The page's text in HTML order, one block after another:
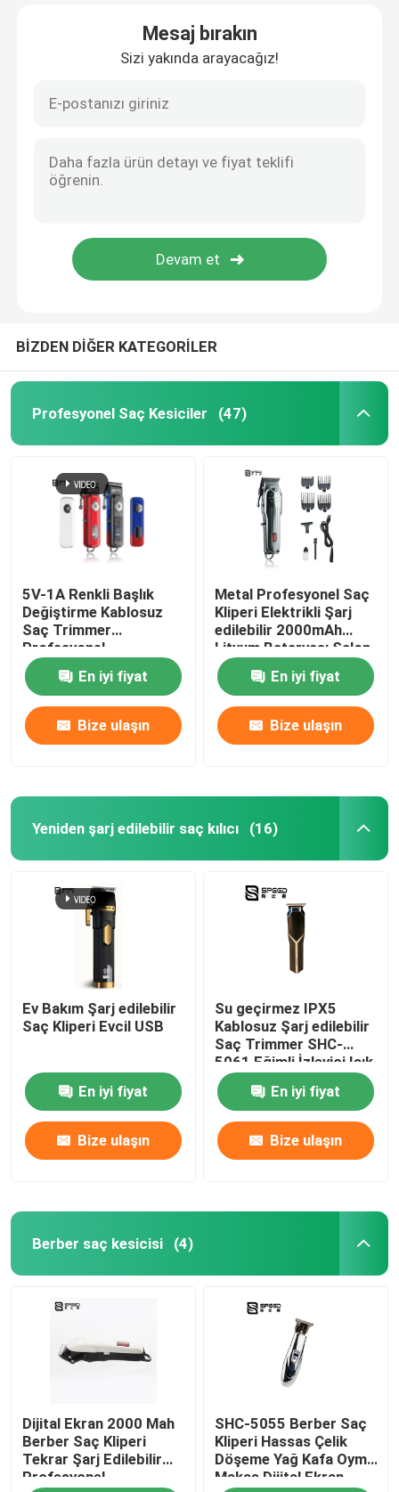
VR Gösterisi
Hakkımızda
Fabrika turu
Kalite kontrol
Mesaj bırakın
Sizi yakında arayacağız!
BİZDEN DİĞER KATEGORİLER
Profesyonel Saç Kesiciler (47)
5V-1A Renkli Başlık
Değiştirme Kablosuz
Saç Trimmer
Profesyonel
En iyi fiyat
Bize ulaşın
Metal Profesyonel Saç
Kliperi Elektrikli Şarj
edilebilir 2000mAh
Lityum Bataryası Salon
için LED Ekran
En iyi fiyat
Bize ulaşın
Yeniden şarj edilebilir saç kılıcı (16)
Ev Bakım Şarj edilebilir
Saç Kliperi Evcil USB
En iyi fiyat
Bize ulaşın
Su geçirmez IPX5
Kablosuz Şarj edilebilir
Saç Trimmer SHC-
5061 Eğimli İzleyici Işık
En iyi fiyat
Bize ulaşın
Berber saç kesicisi (4)
Dijital Ekran 2000 Mah
Berber Saç Kliperi
Tekrar Şarj Edilebilir
Profesyonel
SHC-5055 Berber Saç
Kliperi Hassas Çelik
Döşeme Yağ Kafa Oyma
Makas Dijital Ekran